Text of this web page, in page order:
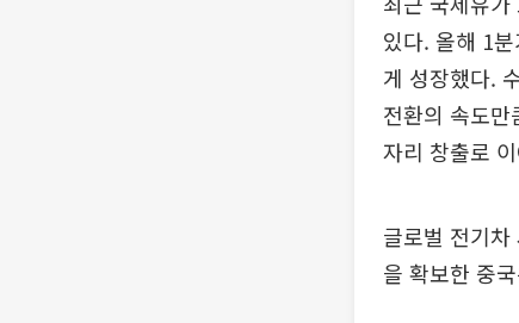
있다. 올해 1
게 성장했다.
전환의 속도
자리 창출로
글로벌 전기
을 확보한 중